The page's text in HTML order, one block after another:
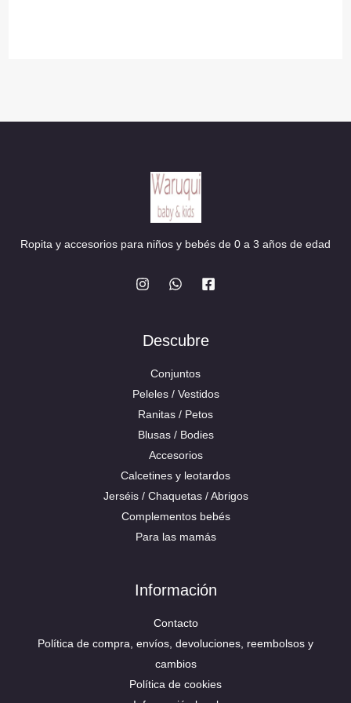
Ropita y accesorios para niños y bebés de 0 a 3 años de edad
Descubre
Conjuntos
Peleles / Vestidos
Ranitas / Petos
Blusas / Bodies
Accesorios
Calcetines y leotardos
Jerséis / Chaquetas / Abrigos
Complementos bebés
Para las mamás
Información
Contacto
Política de compra, envíos, devoluciones, reembolsos y
cambios
Política de cookies